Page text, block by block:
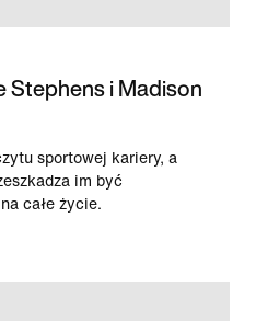
Stephens i Madison
sportowej kariery, a
im być
całe życie.